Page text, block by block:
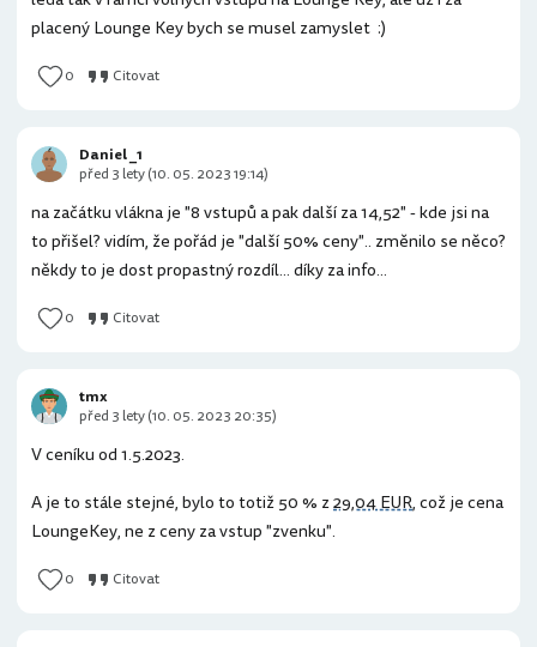
placený Lounge Key bych se musel zamyslet :)
0 Citovat
na začátku vlákna je "8 vstupů a pak další za 14,52" - kde jsi na
to přišel? vidím, že pořád je "další 50% ceny".. změnilo se něco?
někdy to je dost propastný rozdíl... díky za info...
0 Citovat
Daniel _1
před 3 lety (10. 05. 2023 19:14)
V ceníku od 1.5.2023.
A je to stále stejné, bylo to totiž 50 % z29,04 EUR, což je cena
LoungeKey, ne z ceny za vstup "zvenku".
0 Citovat
tmx
před 3 lety (10. 05. 2023 20:35)